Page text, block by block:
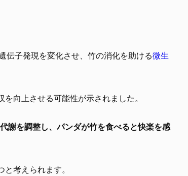
伝子発現を変化させ、竹の消化を助ける微生
向上させる可能性が示されました。
謝を調整し、パンダが竹を食べると快楽を感
考えられます。